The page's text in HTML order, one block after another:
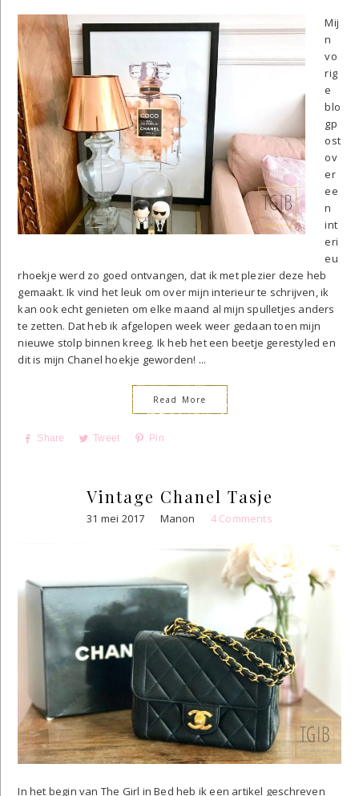
Mij
n
vo
rig
e
blo
gp
ost
ov
er
ee
n
int
eri
eu
rhoekje werd zo goed ontvangen, dat ik met plezier deze heb
gemaakt. Ik vind het leuk om over mijn interieur te schrijven, ik
kan ook echt genieten om elke maand al mijn spulletjes anders
te zetten. Dat heb ik afgelopen week weer gedaan toen mijn
nieuwe stolp binnen kreeg. Ik heb het een beetje gerestyled en
dit is mijn Chanel hoekje geworden! ...
Read More
Share Tweet Pin
Vintage Chanel Tasje
31 mei 2017 Manon 4 Comments
In het begin van The Girl in Bed heb ik een artikel geschreven